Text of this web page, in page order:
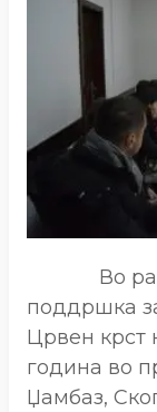
Во
поддршка
Црвен крст
година во
Џамбаз,